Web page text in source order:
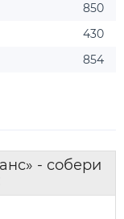
850
430
854
- собери